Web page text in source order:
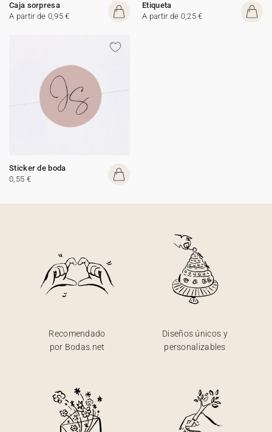
Caja sorpresa
A partir de 0,95 €
Etiqueta
A partir de 0,25 €
Sticker de boda
0,55 €
Recomendado
por Bodas.net
Diseños únicos y
personalizables